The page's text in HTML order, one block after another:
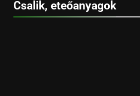
Csalik, eteőanyagok